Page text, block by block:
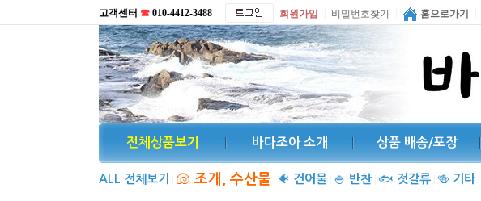
고객센터 ☎ 010-4412-3488 회원가입 비밀번호찾기 홈으로가기
전체상품보기 바다조아 소개 상품 배송/포장
ALL 전체보기 🐚 조개, 수산물 🐠 건어물 🍚 반찬 🐟 젓갈류 🍻 기타